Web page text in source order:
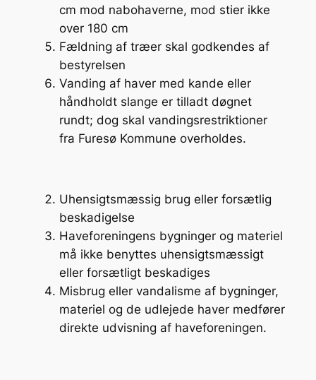
cm mod nabohaverne, mod stier ikke
over 180 cm
Fældning af træer skal godkendes af
bestyrelsen
Vanding af haver med kande eller
håndholdt slange er tilladt døgnet
rundt; dog skal vandingsrestriktioner
fra Furesø Kommune overholdes.
Uhensigtsmæssig brug eller forsætlig
beskadigelse
Haveforeningens bygninger og materiel
må ikke benyttes uhensigtsmæssigt
eller forsætligt beskadiges
Misbrug eller vandalisme af bygninger,
materiel og de udlejede haver medfører
direkte udvisning af haveforeningen.